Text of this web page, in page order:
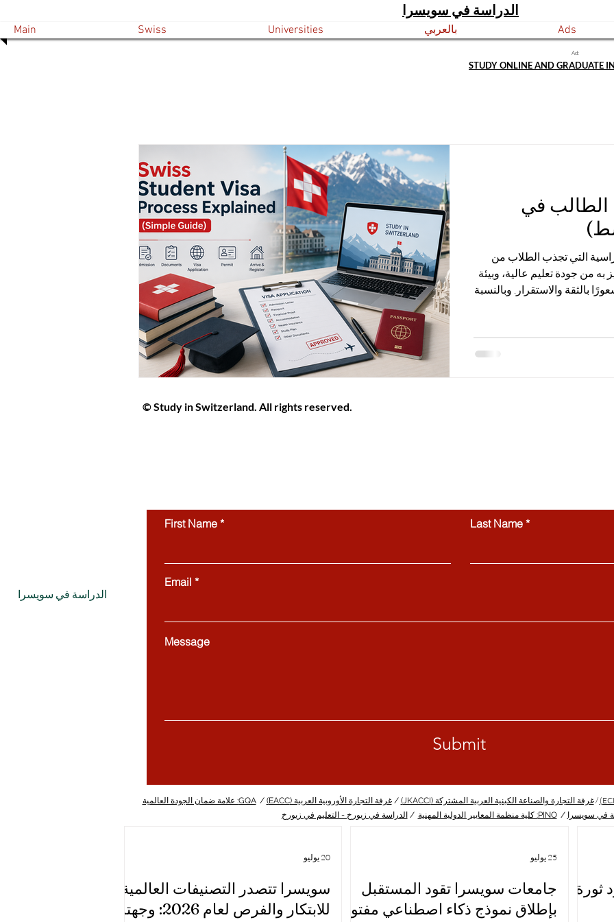
الدراسة في سويسرا
Main Swiss Universities بالعربي Ads
Ad:
STUDY ONLINE AND GRADUATE
الدراسة في سويسرا
الطالب في
التي تجذب الطلاب من
به من جودة تعليم عالية، وبيئة
بالثقة والاستقرار. وبالنسبة
ليس صعبًا بقدر ما هو بحاجة
للتفاصيل. إذا كنت تحلم
© Study in Switzerland. All rights reserved.
First Name Last Name
Email
Message
Submit
/غرفة التجارة والصناعة الكينية العربية المشتركة (JKACCI) /غرفة التجارة الأوروبية العربية (EACC) /
GQA: علامة ضمان الجودة العالمية
في سويسرا / PINO: كلية منظمة المعايير الدولية المهنية /الدراسة في زيورخ - التعليم في زيورخ
ثورة
جامعات سويسرا تقود المستقبل
بإطلاق نموذج ذكاء اصطناعي مفتوح
25 يوليو
سويسرا تتصدر التصنيفات العالمية
للابتكار والفرص لعام 2026: وجهتك
20 يوليو